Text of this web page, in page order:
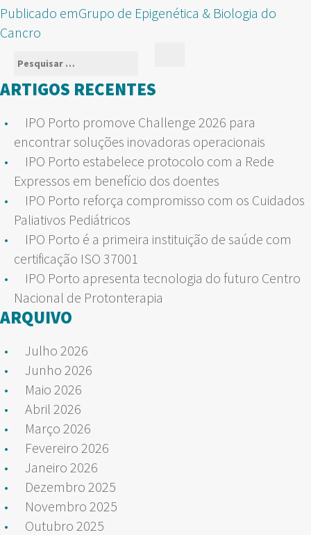
NAVEGAÇÃO
DE
ARTIGOS
Publicado emGrupo de Epigenética & Biologia do
Cancro
Pesquisar
por:
ARTIGOS RECENTES
IPO Porto promove Challenge 2026 para
encontrar soluções inovadoras operacionais
IPO Porto estabelece protocolo com a Rede
Expressos em benefício dos doentes
IPO Porto reforça compromisso com os Cuidados
Paliativos Pediátricos
IPO Porto é a primeira instituição de saúde com
certificação ISO 37001
IPO Porto apresenta tecnologia do futuro Centro
Nacional de Protonterapia
ARQUIVO
Julho 2026
Junho 2026
Maio 2026
Abril 2026
Março 2026
Fevereiro 2026
Janeiro 2026
Dezembro 2025
Novembro 2025
Outubro 2025